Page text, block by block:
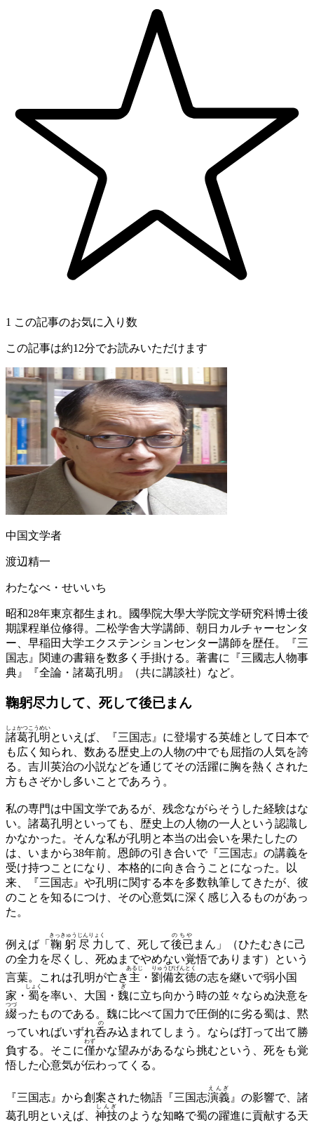
1 この記事のお気に入り数
この記事は約12分でお読みいただけます
中国文学者
渡辺精一
わたなべ・せいいち
昭和28年東京都生まれ。國學院大學大学院文学研究科博士後
期課程単位修得。二松学舎大学講師、朝日カルチャーセンタ
ー、早稲田大学エクステンションセンター講師を歴任。『三
国志』関連の書籍を数多く手掛ける。著書に『三國志人物事
典』『全論・諸葛孔明』（共に講談社）など。
鞠躬尽力して、 死して後已まん
諸葛孔明
しょかつこうめい
といえば、『三国志』に登場する英雄として日本で
も広く知られ、数ある歴史上の人物の中でも屈指の人気を誇
る。吉川英治の小説などを通じてその活躍に胸を熱くされた
方もさぞかし多いことであろう。
私の専門は中国文学であるが、残念ながらそうした経験はな
い。諸葛孔明といっても、歴史上の人物の一人という認識し
かなかった。そんな私が孔明と本当の出会いを果たしたの
は、いまから38年前。恩師の引き合いで『三国志』の講義を
受け持つことになり、本格的に向き合うことになった。以
来、『三国志』や孔明に関する本を多数執筆してきたが、彼
のことを知るにつけ、その心意気に深く感じ入るものがあっ
た。
例えば「 鞠躬尽力
きっきゅうじんりょく
して、死して後已
のちや
まん」（ひたむきに己
の全力を尽くし、死ぬまでやめない覚悟であります）という
言葉。これは孔明が亡き 主
あるじ
・ 劉備玄徳
りゅうびげんとく
の志を継いで弱小国
家・ 蜀
しょく
を率い、大国・ 魏
ぎ
に立ち向かう時の並々ならぬ決意を
綴
つづ
ったものである。魏に比べて国力で圧倒的に劣る蜀は、黙
っていればいずれ呑
の
み込まれてしまう。ならば打って出て勝
負する。そこに僅
わず
かな望みがあるなら挑むという、死をも覚
悟した心意気が伝わってくる。
『三国志』から創案された物語『三国志演義
えんぎ
』の影響で、諸
葛孔明といえば、 神技
しんぎ
のような知略で蜀の躍進に貢献する天